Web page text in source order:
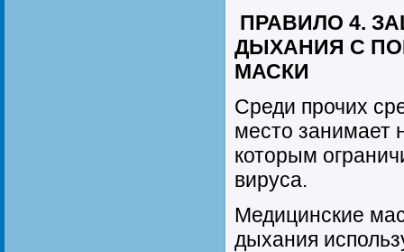
ПРАВИЛО 4.
ДЫХАНИЯ С
МАСКИ
Среди прочих
место занимает
которым
вируса.
Медицинские
дыхания